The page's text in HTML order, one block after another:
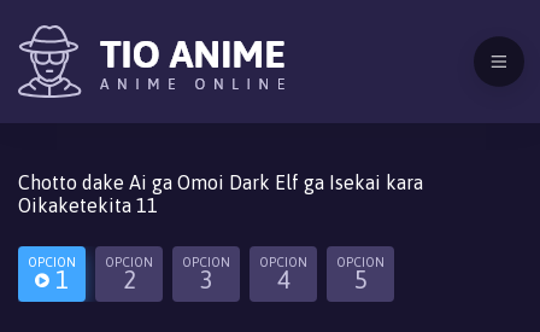
Chotto dake Ai ga Omoi Dark Elf ga Isekai kara
Oikaketekita 11
OPCION
1
OPCION
2
OPCION
3
OPCION
4
OPCION
5